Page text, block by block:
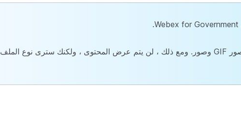
لا يزال بإمكانك إعادة توجيه الرسائل التي تتضمن ملفات وصور GIF وصور. ومع ذلك ، لن يتم عرض المحتوى ، ولكنك سترى نوع الملف